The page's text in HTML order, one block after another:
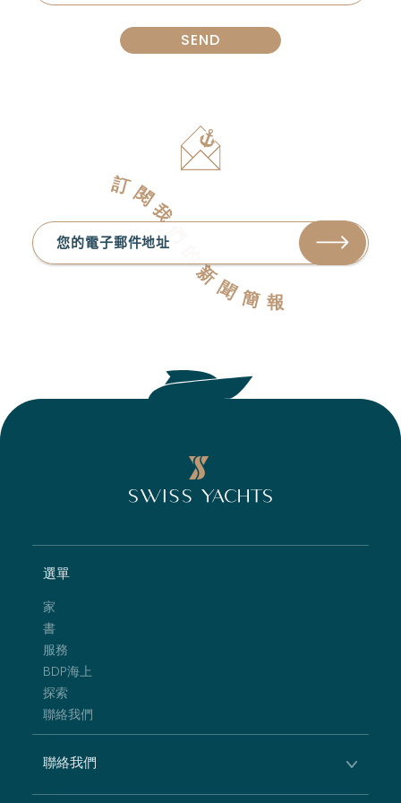
訂閱
我
們
的
新聞簡 報
聯絡我們
選單
家
書
服務
BDP海上
探索
聯絡我們